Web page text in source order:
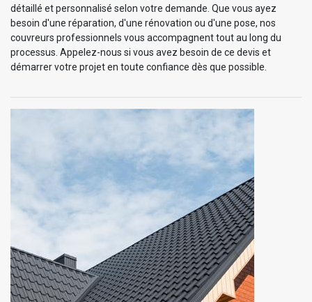
détaillé et personnalisé selon votre demande. Que vous ayez
besoin d'une réparation, d'une rénovation ou d'une pose, nos
couvreurs professionnels vous accompagnent tout au long du
processus. Appelez-nous si vous avez besoin de ce devis et
démarrer votre projet en toute confiance dès que possible.